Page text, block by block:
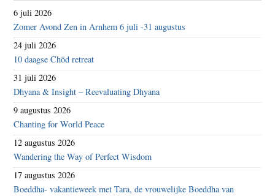
6 juli 2026
Zomer Avond Zen in Arnhem 6 juli -31 augustus
24 juli 2026
10 daagse Chöd retreat
31 juli 2026
Dhyana & Insight – Reevaluating Dhyana
9 augustus 2026
Chanting for World Peace
12 augustus 2026
Wandering the Way of Perfect Wisdom
17 augustus 2026
Boeddha- vakantieweek met Tara, de vrouwelijke Boeddha van